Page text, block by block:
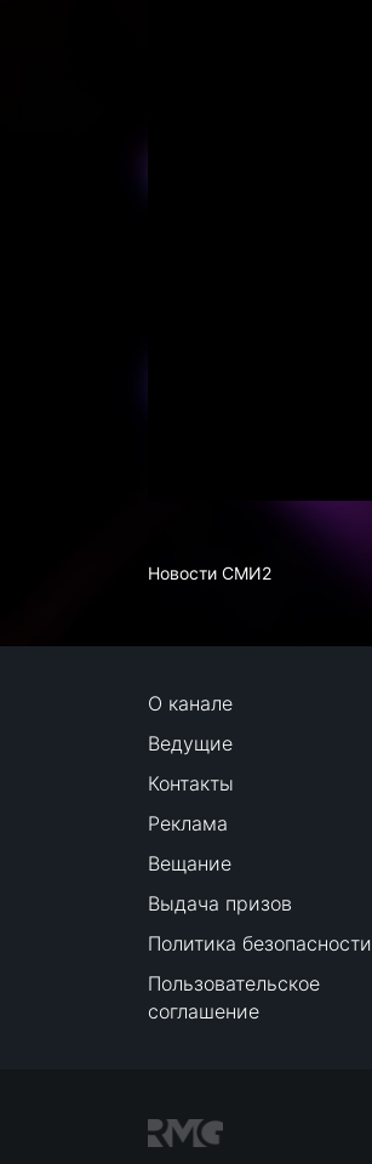
Новости СМИ2
О канале
Ведущие
Контакты
Реклама
Вещание
Выдача призов
Политика безопасности
Пользовательское
соглашение